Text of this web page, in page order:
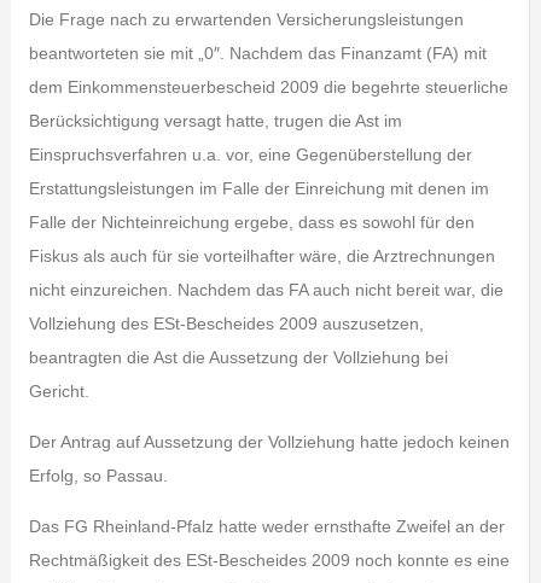
Die Frage nach zu erwartenden Versicherungsleistungen
beantworteten sie mit „0″. Nachdem das Finanzamt (FA) mit
dem Einkommensteuerbescheid 2009 die begehrte steuerliche
Berücksichtigung versagt hatte, trugen die Ast im
Einspruchsverfahren u.a. vor, eine Gegenüberstellung der
Erstattungsleistungen im Falle der Einreichung mit denen im
Falle der Nichteinreichung ergebe, dass es sowohl für den
Fiskus als auch für sie vorteilhafter wäre, die Arztrechnungen
nicht einzureichen. Nachdem das FA auch nicht bereit war, die
Vollziehung des ESt-Bescheides 2009 auszusetzen,
beantragten die Ast die Aussetzung der Vollziehung bei
Gericht.
Der Antrag auf Aussetzung der Vollziehung hatte jedoch keinen
Erfolg, so Passau.
Das FG Rheinland-Pfalz hatte weder ernsthafte Zweifel an der
Rechtmäßigkeit des ESt-Bescheides 2009 noch konnte es eine